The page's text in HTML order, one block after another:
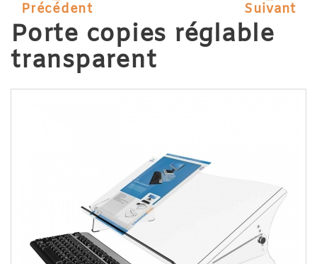
Précédent Suivant
Porte copies réglable
transparent